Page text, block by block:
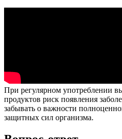
При регулярном употреблении
продуктов риск появления
забывать о важности
защитных сил организма.